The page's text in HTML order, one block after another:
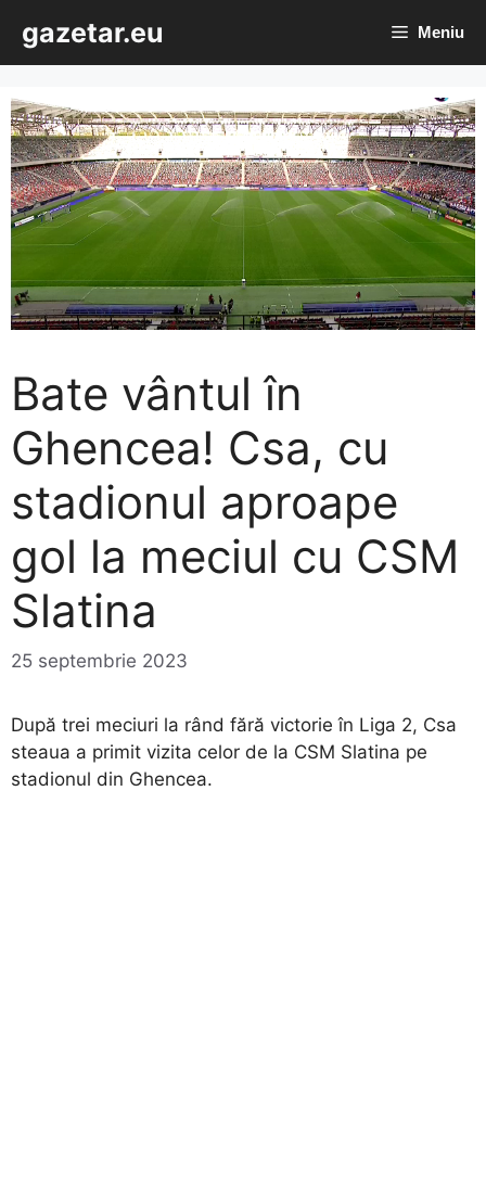
conținut
gazetar.eu Meniu
Bate vântul în
Ghencea! Csa, cu
stadionul aproape
gol la meciul cu CSM
Slatina
25 septembrie 2023
După trei meciuri la rând fără victorie în Liga 2, Csa
steaua a primit vizita celor de la CSM Slatina pe
stadionul din Ghencea.